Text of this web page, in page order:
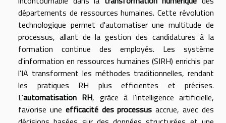
départements de ressources humaines. Cette révolution
technologique permet d'automatiser une multitude de
processus, allant de la gestion des candidatures à la
formation continue des employés. Les système
d'information en ressources humaines (SIRH) enrichis par
l'IA transforment les méthodes traditionnelles, rendant
les pratiques RH plus efficientes et précises.
L'automatisation RH, grâce à l'intelligence artificielle,
favorise une efficacité des processus accrue, avec des